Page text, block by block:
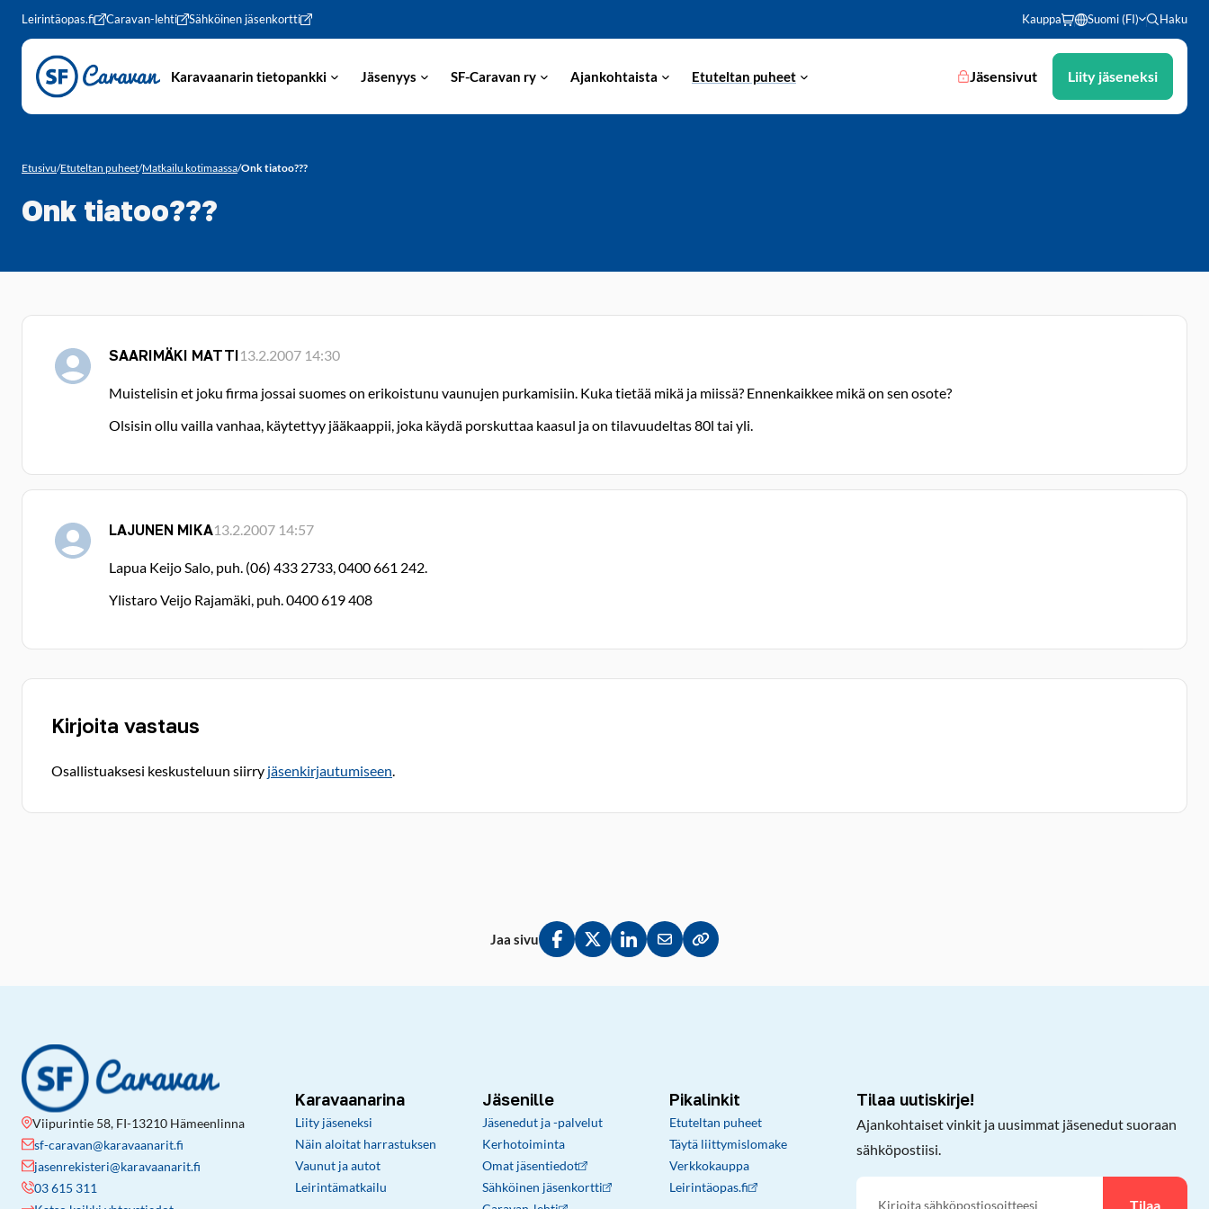
Siirry sivun sisältöön
Leirintäopas.fi Caravan-lehti Sähköinen jäsenkortti Kauppa Suomi (FI) Haku
Karavaanarin tietopankki Jäsenyys SF-Caravan ry Ajankohtaista Etuteltan puheet Jäsensivut Liity jäseneksi
Etusivu/Etuteltan puheet/Matkailu kotimaassa/Onk tiatoo???
Onk tiatoo???
SAARIMÄKI MATTI13.2.2007 14:30
Muistelisin et joku firma jossai suomes on erikoistunu vaunujen purkamisiin. Kuka tietää mikä ja miissä? Ennenkaikkee mikä on sen osote?
Olsisin ollu vailla vanhaa, käytettyy jääkaappii, joka käydä porskuttaa kaasul ja on tilavuudeltas 80l tai yli.
LAJUNEN MIKA13.2.2007 14:57
Lapua Keijo Salo, puh. (06) 433 2733, 0400 661 242.
Ylistaro Veijo Rajamäki, puh. 0400 619 408
Kirjoita vastaus
Osallistuaksesi keskusteluun siirry jäsenkirjautumiseen.
Jaa sivu
Jaa Facebookissa
Jaa Twitterissä
Jaa LinkedInissä
Jaa sähköpostitse
Kopioi linkki leikepöydälle
Viipurintie 58, FI-13210 Hämeenlinna
sf-caravan@karavaanarit.fi
jasenrekisteri@karavaanarit.fi
03 615 311
Karavaanarina
Liity jäseneksi
Näin aloitat harrastuksen
Vaunut ja autot
Leirintämatkailu
Jäsenille
Jäsenedut ja -palvelut
Kerhotoiminta
Omat jäsentiedot
Sähköinen jäsenkortti
Pikalinkit
Etuteltan puheet
Täytä liittymislomake
Verkkokauppa
Leirintäopas.fi
Tilaa uutiskirje!
Ajankohtaiset vinkit ja uusimmat jäsenedut suoraan
sähköpostiisi.
Tilaa